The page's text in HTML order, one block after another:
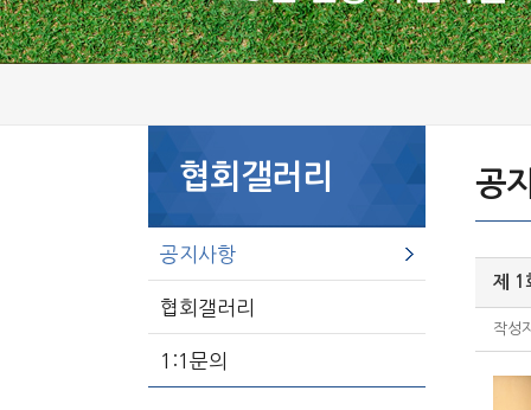
협회갤러리
공지사항
협회갤러리
1:1문의
공
제 1
작